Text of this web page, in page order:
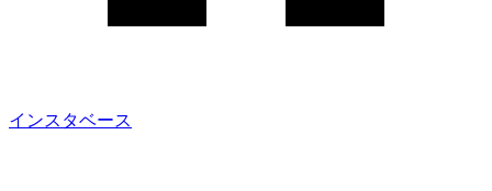
インスタベース